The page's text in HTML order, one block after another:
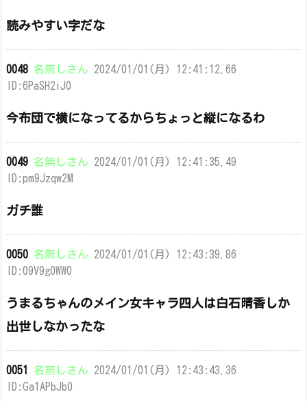
読みやすい字だな
0048 名無しさん 2024/01/01(月) 12:41:12.66
ID:6PaSH2iJ0
今布団で横になってるからちょっと縦になるわ
0049 名無しさん 2024/01/01(月) 12:41:35.49
ID:pm9Jzqw2M
ガチ誰
0050 名無しさん 2024/01/01(月) 12:43:39.86
ID:09V9g0WW0
うまるちゃんのメイン女キャラ四人は白石晴香しか
出世しなかったな
0051 名無しさん 2024/01/01(月) 12:43:43.36
ID:Ga1APbJb0